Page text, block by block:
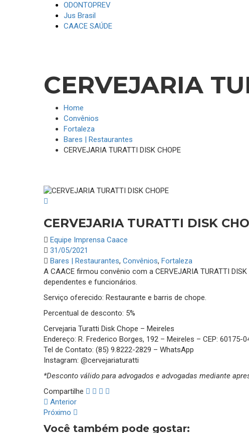
ODONTOPREV
Jus Brasil
CAACE SAÚDE
CERVEJARIA
Home
Convênios
Fortaleza
Bares | Restaurantes
CERVEJARIA TURATTI DISK CHOPE
CERVEJARIA TURATTI DISK
Equipe Imprensa Caace
31/05/2021
Bares | Restaurantes, Convênios, Fortaleza
A CAACE firmou convênio com a CERVEJARIA TURATTI
dependentes e funcionários.
Serviço oferecido: Restaurante e barris de chope.
Percentual de desconto: 5%
Cervejaria Turatti Disk Chope – Meireles
Endereço: R. Frederico Borges, 192 – Meireles – CEP: 60175-
Tel de Contato: (85) 9.8222-2829 – WhatsApp
Instagram: @cervejariaturatti
*Desconto válido para advogados e advogadas mediante
Compartilhe
Anterior
Próximo
Você também pode gostar: